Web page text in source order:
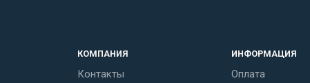
КОМПАНИЯ
Контакты
ИНФОРМАЦИЯ
Оплата